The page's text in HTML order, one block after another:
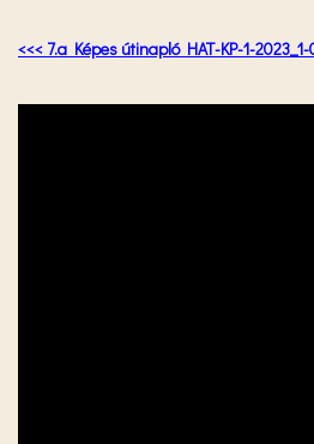
<<< 7.a Képes útinapló HAT-KP-1-